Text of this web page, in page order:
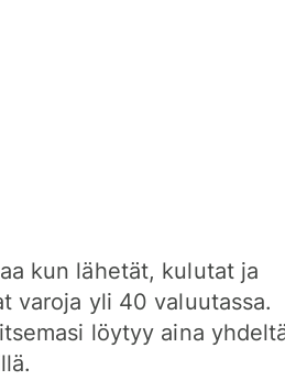
kun lähetät, kulutat ja
varoja yli 40 valuutassa.
löytyy aina